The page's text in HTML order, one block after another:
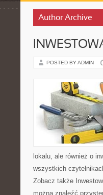
Author Archive
POSTED BY ADMIN
lokalu, ale również o
wszystkich
Zobacz także
można znaleźć